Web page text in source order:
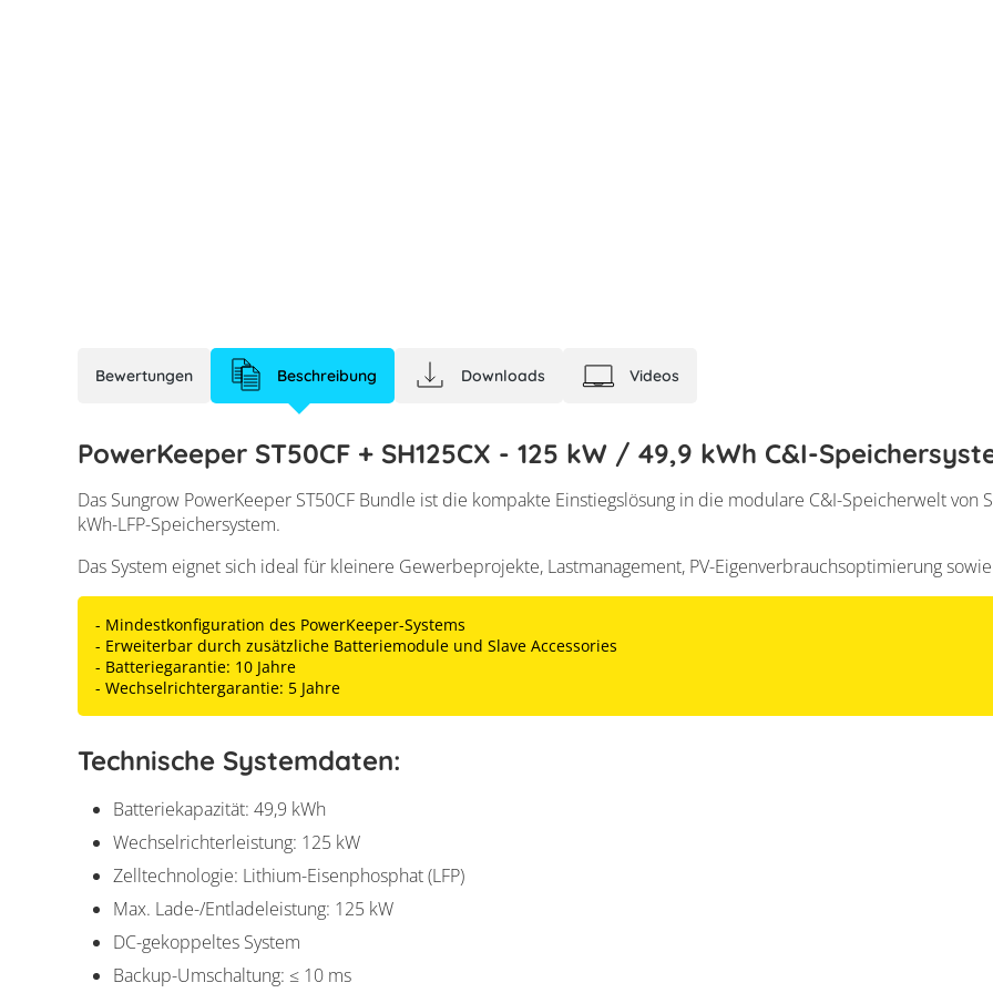
Bewertungen Beschreibung Downloads Videos
PowerKeeper ST50CF + SH125CX - 125 kW / 49,9 kWh C&I-
Das Sungrow PowerKeeper ST50CF Bundle ist die kompakte Einstiegslösung in die modulare C&I-Speicherwelt
kWh-LFP-Speichersystem.
Das System eignet sich ideal für kleinere Gewerbeprojekte, Lastmanagement, PV-Eigenverbrauchsoptimierung
- Mindestkonfiguration des PowerKeeper-Systems
- Erweiterbar durch zusätzliche Batteriemodule und Slave Accessories
- Batteriegarantie: 10 Jahre
- Wechselrichtergarantie: 5 Jahre
Technische Systemdaten:
Batteriekapazität: 49,9 kWh
Wechselrichterleistung: 125 kW
Zelltechnologie: Lithium-Eisenphosphat (LFP)
Max. Lade-/Entladeleistung: 125 kW
DC-gekoppeltes System
Backup-Umschaltung: ≤ 10 ms